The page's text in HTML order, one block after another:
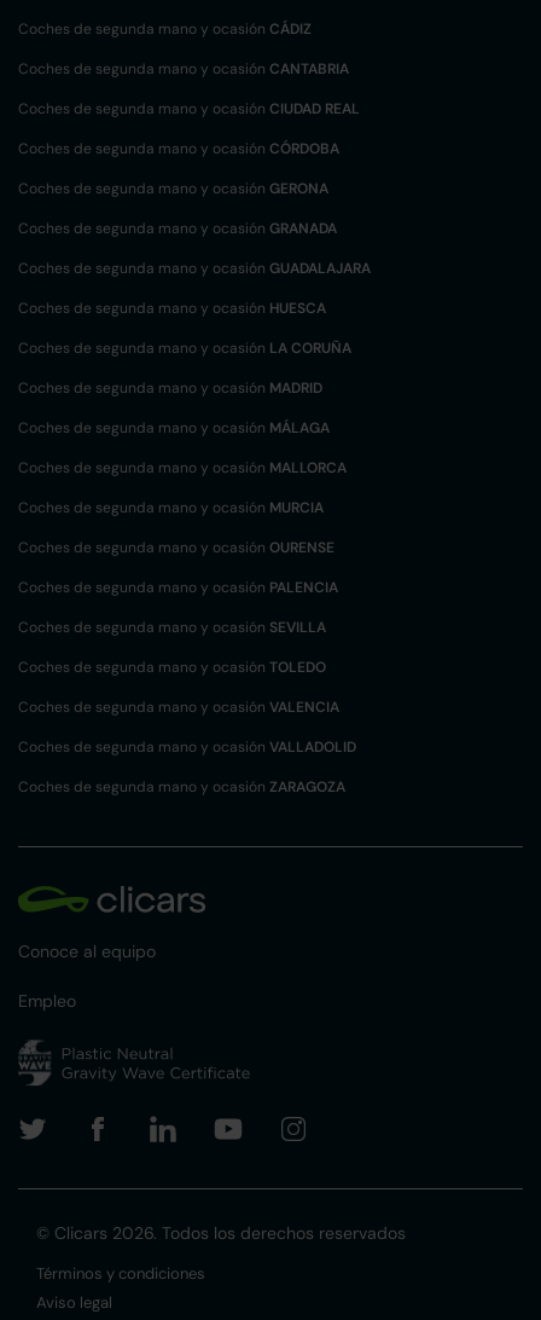
Coches de segunda mano y ocasión CÁDIZ
Coches de segunda mano y ocasión CANTABRIA
Coches de segunda mano y ocasión CIUDAD REAL
Coches de segunda mano y ocasión CÓRDOBA
Coches de segunda mano y ocasión GERONA
Coches de segunda mano y ocasión GRANADA
Coches de segunda mano y ocasión GUADALAJARA
Coches de segunda mano y ocasión HUESCA
Coches de segunda mano y ocasión LA CORUÑA
Coches de segunda mano y ocasión MADRID
Coches de segunda mano y ocasión MÁLAGA
Coches de segunda mano y ocasión MALLORCA
Coches de segunda mano y ocasión MURCIA
Coches de segunda mano y ocasión OURENSE
Coches de segunda mano y ocasión PALENCIA
Coches de segunda mano y ocasión SEVILLA
Coches de segunda mano y ocasión TOLEDO
Coches de segunda mano y ocasión VALENCIA
Coches de segunda mano y ocasión VALLADOLID
Coches de segunda mano y ocasión ZARAGOZA
Conoce al equipo
Empleo
© Clicars 2026. Todos los derechos reservados
Términos y condiciones
Aviso legal